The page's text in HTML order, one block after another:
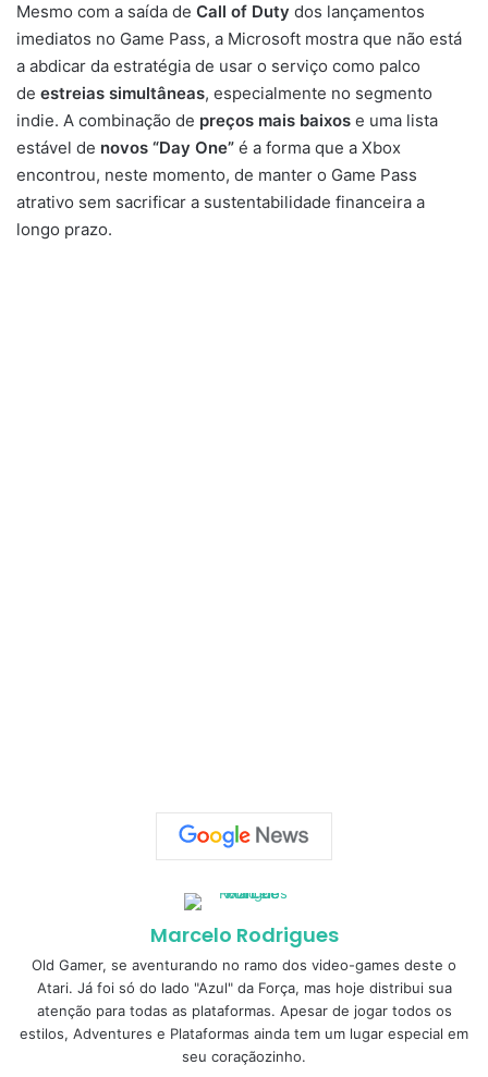
Mesmo com a saída de Call of Duty dos lançamentos
imediatos no Game Pass, a Microsoft mostra que não está
a abdicar da estratégia de usar o serviço como palco
de estreias simultâneas, especialmente no segmento
indie. A combinação de preços mais baixos e uma lista
estável de novos “Day One” é a forma que a Xbox
encontrou, neste momento, de manter o Game Pass
atrativo sem sacrificar a sustentabilidade financeira a
longo prazo.
Marcelo Rodrigues
Old Gamer, se aventurando no ramo dos video-games deste o
Atari. Já foi só do lado "Azul" da Força, mas hoje distribui sua
atenção para todas as plataformas. Apesar de jogar todos os
estilos, Adventures e Plataformas ainda tem um lugar especial em
seu coraçãozinho.